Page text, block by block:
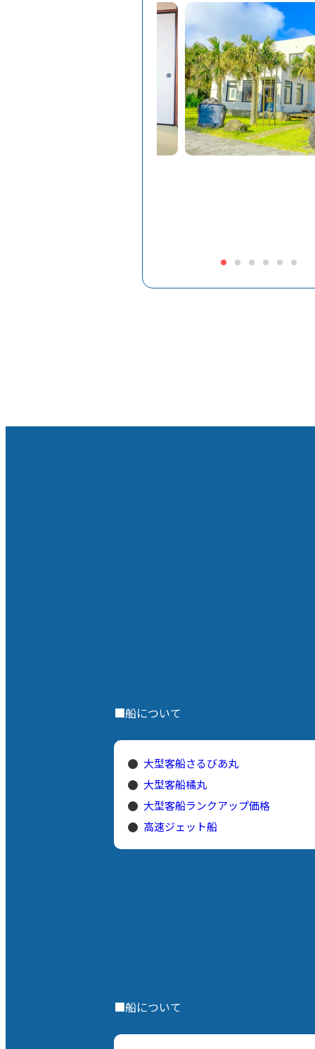
■船について
大型客船さるびあ丸
大型客船橘丸
大型客船ランクアップ価格
高速ジェット船
■船について